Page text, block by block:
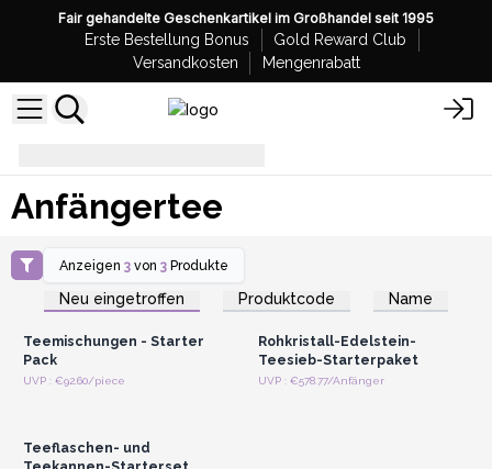
Fair gehandelte Geschenkartikel im Großhandel seit 1995
Erste Bestellung Bonus
Gold Reward Club
Versandkosten
Mengenrabatt
Anfängertee
Anzeigen3 von3 Produkte
Neu eingetroffen Produktcode Name
Anmelden oder
Registrieren für
Großhandelspreise
Teemischungen - Starter
Pack
UVP : €92.60/piece
Registrieren für
Großhandelspreise
Rohkristall-Edelstein-
Teesieb-Starterpaket
UVP : €578.77/Anfänger
Anmelden oder
Teeflaschen- und